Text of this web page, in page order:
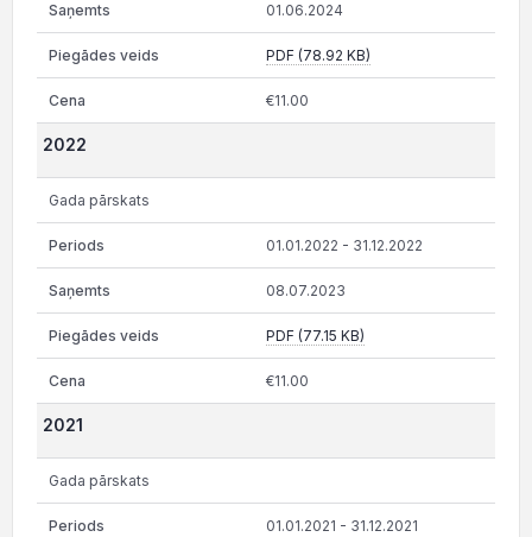
01.06.2024
PDF (78.92 KB)
€11.00
2022
Gada pārskats
01.01.2022 - 31.12.2022
08.07.2023
PDF (77.15 KB)
€11.00
2021
Gada pārskats
01.01.2021 - 31.12.2021